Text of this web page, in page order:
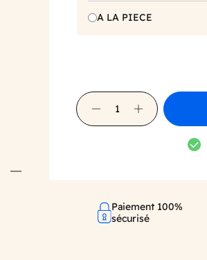
A LA PIECE
Paiement 100%
sécurisé